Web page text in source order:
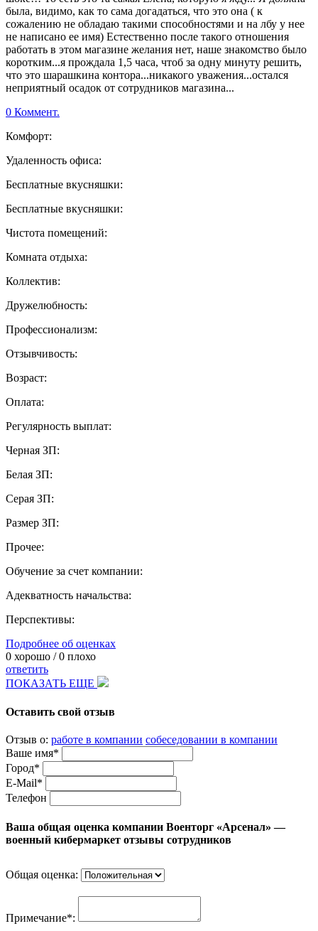
была, видимо, как то сама догадаться, что это она ( к
сожалению не обладаю такими способностями и на лбу у нее
не написано ее имя) Естественно после такого отношения
работать в этом магазине желания нет, наше знакомство было
коротким...я прождала 1,5 часа, чтоб за одну минуту решить,
что это шарашкина контора...никакого уважения...остался
неприятный осадок от сотрудников магазина...
0 Коммент.
Комфорт:
Удаленность офиса:
Бесплатные вкусняшки:
Бесплатные вкусняшки:
Чистота помещений:
Комната отдыха:
Коллектив:
Дружелюбность:
Профессионализм:
Отзывчивость:
Возраст:
Оплата:
Регулярность выплат:
Черная ЗП:
Белая ЗП:
Серая ЗП:
Размер ЗП:
Прочее:
Обучение за счет компании:
Адекватность начальства:
Перспективы:
Подробнее об оценках
0 хорошо /0 плохо
ответить
ПОКАЗАТЬ ЕЩЕ
Оставить свой отзыв
Отзыв о: работе в компании собеседовании в компании
Ваше имя*
Город*
E-Mail*
Телефон
Ваша общая оценка компании Военторг «Арсенал» —
военный кибермаркет отзывы сотрудников
Общая оценка:
Примечание*: